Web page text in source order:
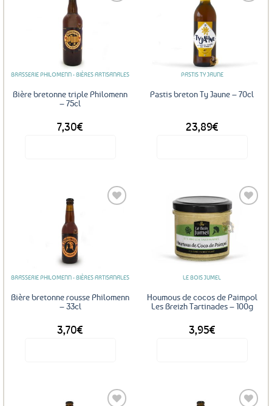
BRASSERIE PHILOMENN - BIÈRES ARTISANALES
Bière bretonne triple Philomenn
– 75cl
7,30€
PASTIS TY JAUNE
Pastis breton Ty Jaune – 70cl
23,89€
BRASSERIE PHILOMENN - BIÈRES ARTISANALES
Bière bretonne rousse Philomenn
– 33cl
3,70€
Ajouter
LE BOIS JUMEL
Houmous de cocos de Paimpol
Les Breizh Tartinades – 100g
3,95€